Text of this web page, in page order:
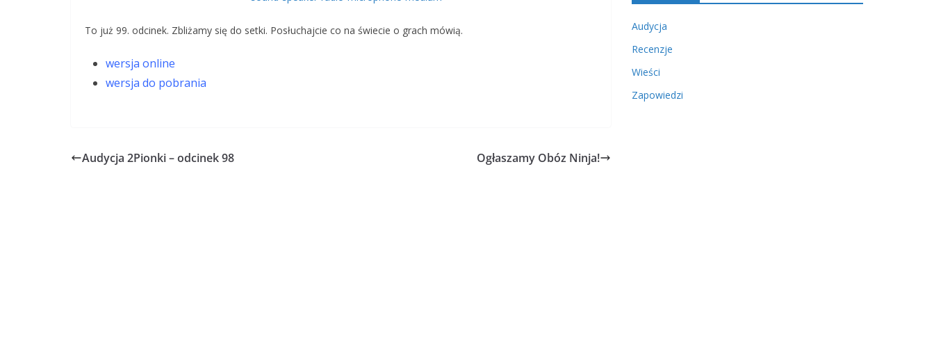
To już 99. odcinek. Zbliżamy się do setki. Posłuchajcie co na świecie o grach mówią.
wersja online
wersja do pobrania
Audycja 2Pionki – odcinek 98 Ogłaszamy Obóz Ninja!
Audycja
Recenzje
Wieści
Zapowiedzi